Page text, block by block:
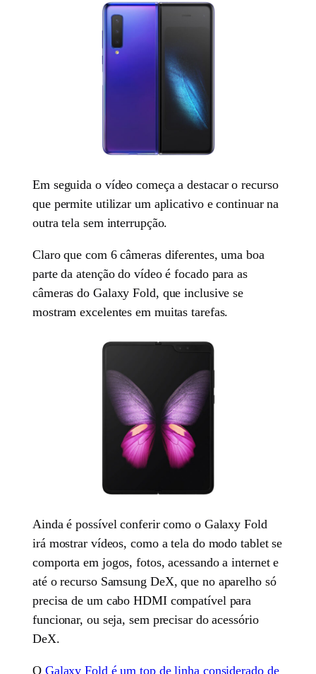
Em seguida o vídeo começa a destacar o recurso
que permite utilizar um aplicativo e continuar na
outra tela sem interrupção.
Claro que com 6 câmeras diferentes, uma boa
parte da atenção do vídeo é focado para as
câmeras do Galaxy Fold, que inclusive se
mostram excelentes em muitas tarefas.
Ainda é possível conferir como o Galaxy Fold
irá mostrar vídeos, como a tela do modo tablet se
comporta em jogos, fotos, acessando a internet e
até o recurso Samsung DeX, que no aparelho só
precisa de um cabo HDMI compatível para
funcionar, ou seja, sem precisar do acessório
DeX.
O Galaxy Fold é um top de linha considerado de